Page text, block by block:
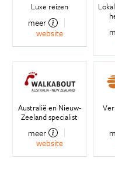
Luxe reizen
meer
website
Australië en Nieuw-
Zeeland specialist
meer
website